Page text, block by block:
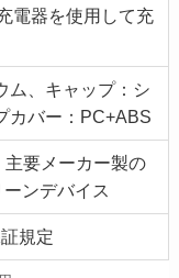
電器を使用して充
ム、キャップ：シ
カバー：PC+ABS
要メーカー製の
ンデバイス
規定